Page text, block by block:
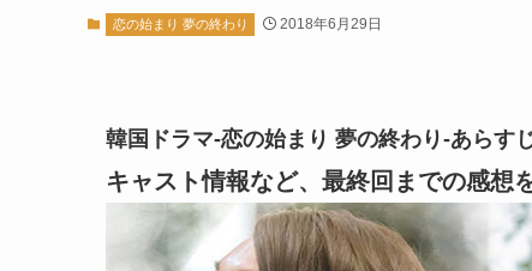
恋の始まり 夢の終わり 2018年6月29日
韓国ドラマ-恋の始まり 夢の終わり-あらす
キャスト情報など、最終回までの感想